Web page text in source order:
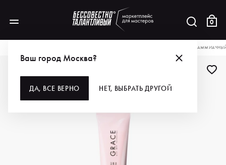
0
Ваш город Москва?
ДА, ВСЕ ВЕРНО НЕТ, ВЫБРАТЬ ДРУГОЙ
NIKA